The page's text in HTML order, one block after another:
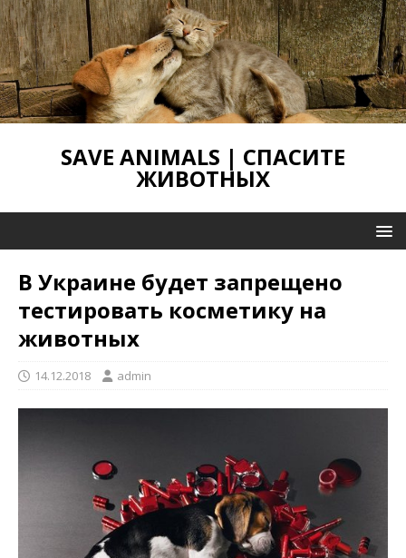
SAVE ANIMALS | СПАСИТЕ
ЖИВОТНЫХ
В Украине будет запрещено
тестировать косметику на
животных
14.12.2018 admin